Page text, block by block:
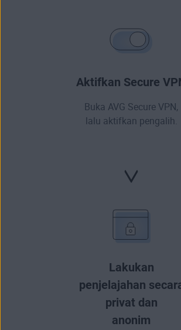
Aktifkan Secure
Buka AVG Secure VPN,
lalu aktifkan pengalih.
Lakukan
penjelajahan
privat dan
anonim